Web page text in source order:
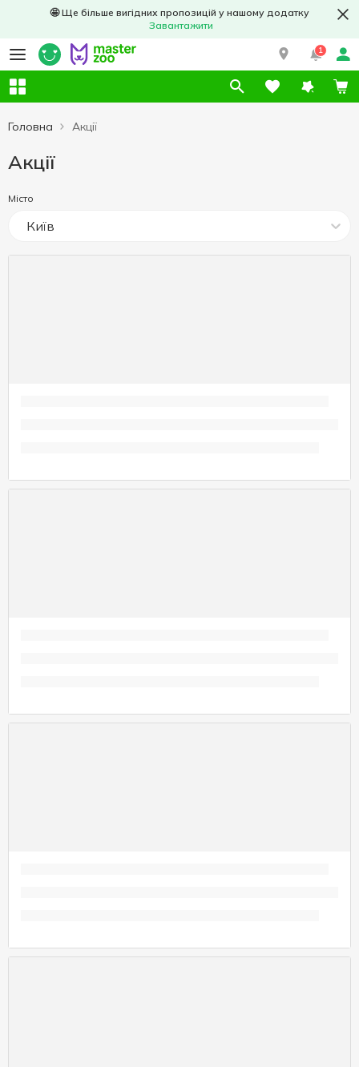
🤩 Ще більше вигідних пропозицій у нашому додатку
Завантажити
1
Головна Акції
Акції
Місто
Київ